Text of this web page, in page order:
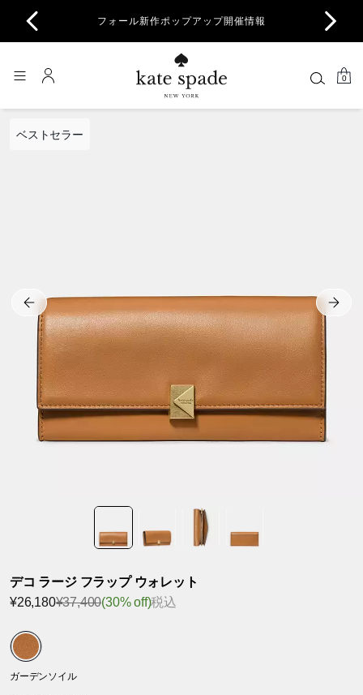
フォール新作ポップアップ開催情報
0
ベストセラー
デコ ラージ フラップ ウォレット
¥26,180¥37,400(30% off)税込
ガーデンソイル